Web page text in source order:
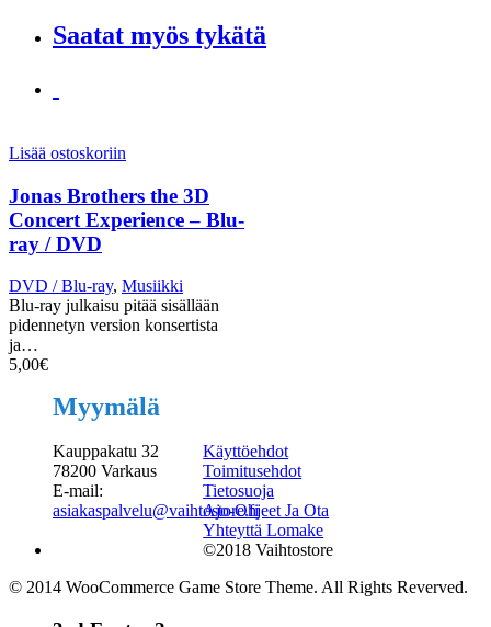
Saatat myös tykätä
Lisää ostoskoriin
Jonas Brothers the 3D
Concert Experience – Blu-
ray / DVD
DVD / Blu-ray, Musiikki
Blu-ray julkaisu pitää sisällään
pidennetyn version konsertista
ja…
5,00€
Myymälä
Kauppakatu 32
78200 Varkaus
E-mail:
asiakaspalvelu@vaihtostore.fi
Käyttöehdot
Toimitusehdot
Tietosuoja
Ajo-Ohjeet Ja Ota
Yhteyttä Lomake
©2018 Vaihtostore
© 2014 WooCommerce Game Store Theme. All Rights Reverved.